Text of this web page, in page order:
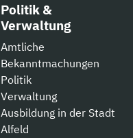
Politik &
Verwaltung
Amtliche
Bekanntmachungen
Politik
Verwaltung
Ausbildung in der Stadt
Alfeld